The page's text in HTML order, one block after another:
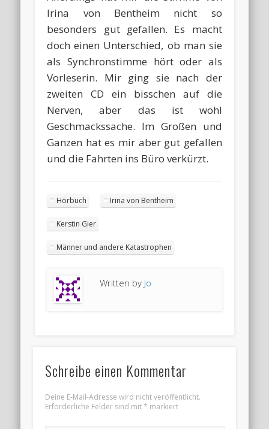
Irina von Bentheim nicht so
besonders gut gefallen. Es macht
doch einen Unterschied, ob man sie
als Synchronstimme hört oder als
Vorleserin. Mir ging sie nach der
zweiten CD ein bisschen auf die
Nerven, aber das ist wohl
Geschmackssache. Im Großen und
Ganzen hat es mir aber gut gefallen
und die Fahrten ins Büro verkürzt.
Hörbuch Irina von Bentheim
Kerstin Gier
Männer und andere Katastrophen
Written by Jo
Schreibe einen Kommentar
Deine E-Mail-Adresse wird nicht veröffentlicht.
Erforderliche Felder sind mit* markiert